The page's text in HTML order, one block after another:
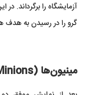
آزمایشگاه را برگرداند.
گرو را در رسیدن به هدف
مینیون‌ها (Minions)